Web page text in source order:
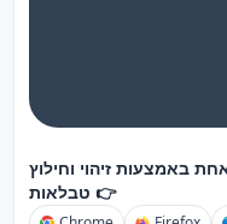
באמצעות זיהוי וחילוץ
טבלאות 👉